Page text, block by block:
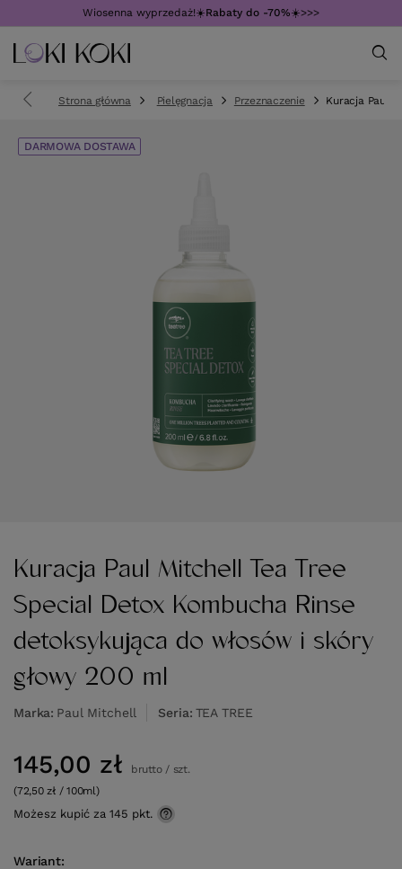
Wiosenna wyprzedaż!☀️Rabaty do -70%☀️>>>
Strona główna Pielęgnacja Przeznaczenie Kuracja Paul
DARMOWA DOSTAWA
Kuracja Paul Mitchell Tea Tree
Special Detox Kombucha Rinse
detoksykująca do włosów i skóry
głowy 200 ml
Marka Paul Mitchell Seria TEA TREE
Wariant
145,00 zł brutto/ szt.
(72,50 zł / 100ml)
Możesz kupić za 145 pkt.